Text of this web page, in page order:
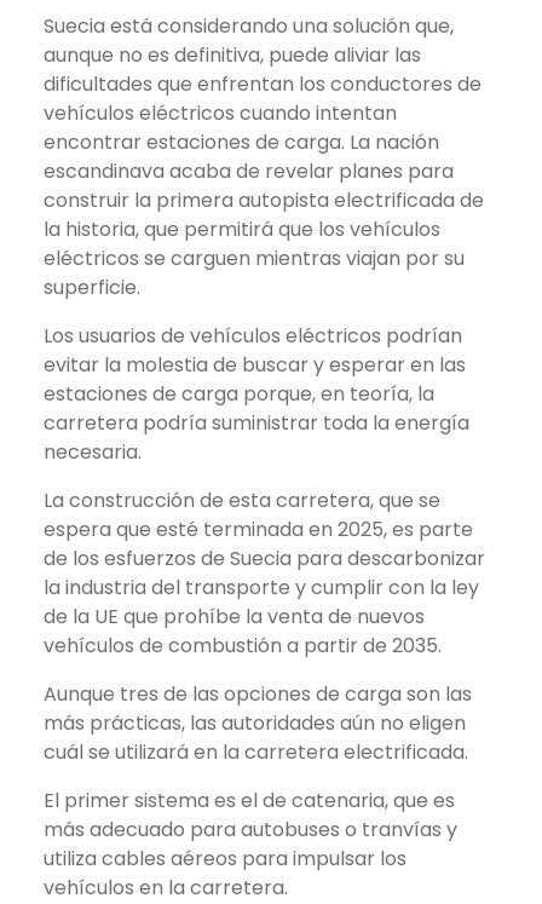
Suecia está considerando una solución que,
aunque no es definitiva, puede aliviar las
dificultades que enfrentan los conductores de
vehículos eléctricos cuando intentan
encontrar estaciones de carga. La nación
escandinava acaba de revelar planes para
construir la primera autopista electrificada de
la historia, que permitirá que los vehículos
eléctricos se carguen mientras viajan por su
superficie.
Los usuarios de vehículos eléctricos podrían
evitar la molestia de buscar y esperar en las
estaciones de carga porque, en teoría, la
carretera podría suministrar toda la energía
necesaria.
La construcción de esta carretera, que se
espera que esté terminada en 2025, es parte
de los esfuerzos de Suecia para descarbonizar
la industria del transporte y cumplir con la ley
de la UE que prohíbe la venta de nuevos
vehículos de combustión a partir de 2035.
Aunque tres de las opciones de carga son las
más prácticas, las autoridades aún no eligen
cuál se utilizará en la carretera electrificada.
El primer sistema es el de catenaria, que es
más adecuado para autobuses o tranvías y
utiliza cables aéreos para impulsar los
vehículos en la carretera.